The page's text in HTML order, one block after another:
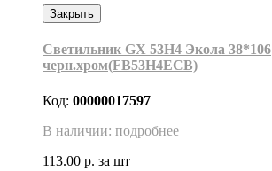
Закрыть
Светильник GX 53H4 Экола 38*106
черн.хром(FB53H4ECB)
Код: 00000017597
В наличии: подробнее
113.00 р. за шт